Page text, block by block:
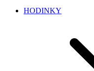
HODINKY